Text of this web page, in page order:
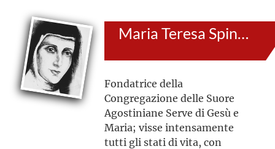
Maria Teresa Spinelli
Fondatrice della
Congregazione delle Suore
Agostiniane Serve di Gesù e
Maria; visse intensamente
tutti gli stati di vita, con